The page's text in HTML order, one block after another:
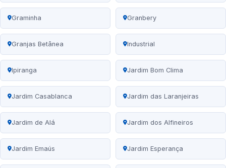
Graminha Granbery
Granjas Betânea Industrial
Ipiranga Jardim Bom Clima
Jardim Casablanca Jardim das Laranjeiras
Jardim de Alá Jardim dos Alfineiros
Jardim Emaús Jardim Esperança